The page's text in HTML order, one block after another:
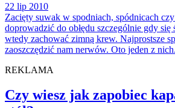
22 lip 2010
Zacięty suwak w spodniach, spódnicach
doprowadzić do obłędu szczególnie gdy się
wtedy zachować zimną krew. Najprostsze
zaoszczędzić nam nerwów. Oto jeden z nich.
REKLAMA
Czy wiesz jak zapobiec